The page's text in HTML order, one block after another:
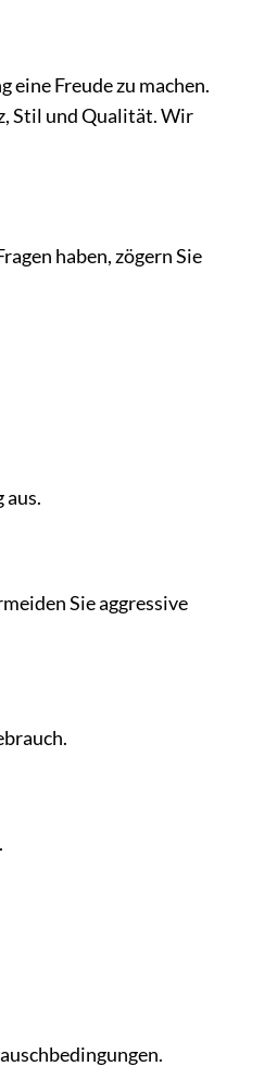
eine Freude zu machen.
Stil und Qualität. Wir
haben, zögern Sie
aus.
Sie aggressive